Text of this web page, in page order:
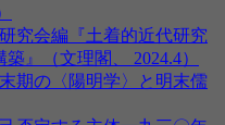
究会編『土着的近代研究
』（文理閣、 2024.4）
期の〈陽明学〉と明末儒